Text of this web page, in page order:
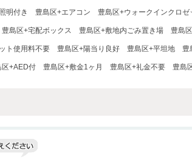
明付き 豊島区+エアコン 豊島区+ウォークインクロゼ
豊島区+宅配ボックス 豊島区+敷地内ごみ置き場 豊島
ト使用料不要 豊島区+陽当り良好 豊島区+平坦地 豊
区+AED付 豊島区+敷金1ヶ月 豊島区+礼金不要 豊島